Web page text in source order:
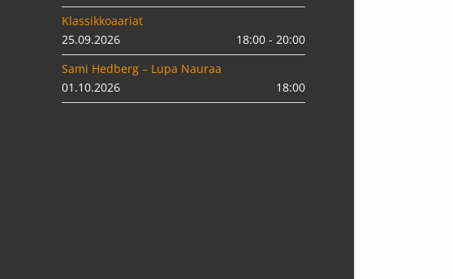
Klassikkoaariat
25.09.2026
18:00 - 20:00
Sami Hedberg – Lupa Nauraa
01.10.2026
18:00